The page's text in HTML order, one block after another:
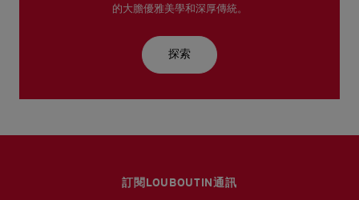
的大膽優雅美學和深厚傳統。
探索
訂閱LOUBOUTIN通訊